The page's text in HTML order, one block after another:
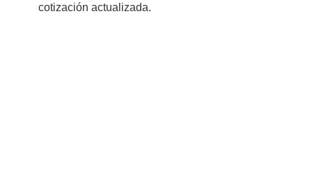
cotización actualizada.